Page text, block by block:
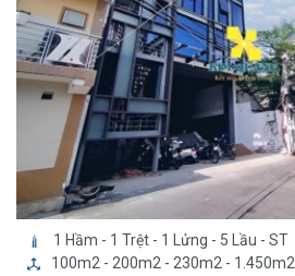
1 Hầm - 1 Trệt - 1 Lửng - 5 Lầu - ST
100m2 - 200m2 - 230m2 - 1.450m2